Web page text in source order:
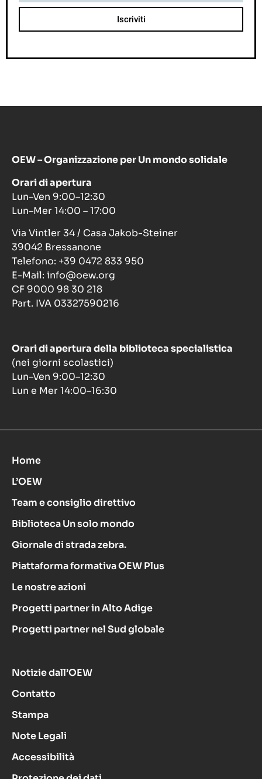
OEW – Organizzazione per Un mondo solidale
Orari di apertura
Lun–Ven 9:00–12:30
Lun–Mer 14:00 – 17:00
Via Vintler 34 / Casa Jakob-Steiner
39042 Bressanone
Telefono: +39 0472 833 950
E-Mail: info@oew.org
CF 9000 98 30 218
Part. IVA 03327590216
Orari di apertura della biblioteca specialistica
(nei giorni scolastici)
Lun–Ven 9:00–12:30
Lun e Mer 14:00–16:30
Home
L’OEW
Team e consiglio direttivo
Biblioteca Un solo mondo
Giornale di strada zebra.
Piattaforma formativa OEW Plus
Le nostre azioni
Progetti partner in Alto Adige
Progetti partner nel Sud globale
Notizie dall’OEW
Contatto
Stampa
Note Legali
Accessibilità